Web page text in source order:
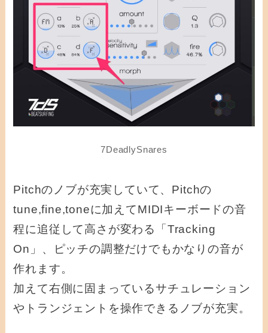
7DeadlySnares
Pitchのノブが充実していて、Pitchの
tune,fine,toneに加えてMIDIキーボードの音
程に追従して高さが変わる「Tracking
On」、ピッチの調整だけでもかなりの音が
作れます。
加えて右側に固まっているサチュレーション
やトランジェントを操作できるノブが充実。